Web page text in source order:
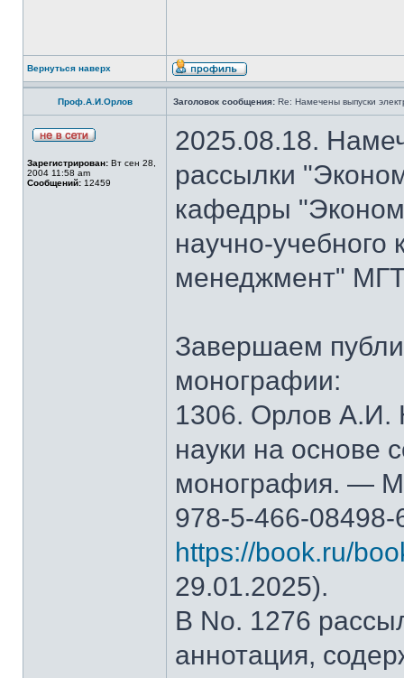
Вернуться наверх
Проф.А.И.Орлов Заголовок сообщения: Re: Намечены выпуски
Зарегистрирован: Вт сен 28,
2004 11:58 am
Сообщений: 12459
2025.08.18.
рассылки
кафедры
научно-
менеджмент"
Завершаем
монографии:
1306. Орлов А.И.
науки на основе
монография. —
978-5-466-
https://book.ru/
29.01.2025).
В No. 1276
аннотация,